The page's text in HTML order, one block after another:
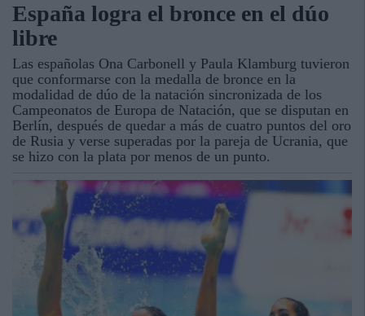
España logra el bronce en el dúo
libre
Las españolas Ona Carbonell y Paula Klamburg tuvieron
que conformarse con la medalla de bronce en la
modalidad de dúo de la natación sincronizada de los
Campeonatos de Europa de Natación, que se disputan en
Berlín, después de quedar a más de cuatro puntos del oro
de Rusia y verse superadas por la pareja de Ucrania, que
se hizo con la plata por menos de un punto.